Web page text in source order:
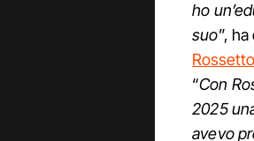
ho
suo”,
“Con
2025
avevo